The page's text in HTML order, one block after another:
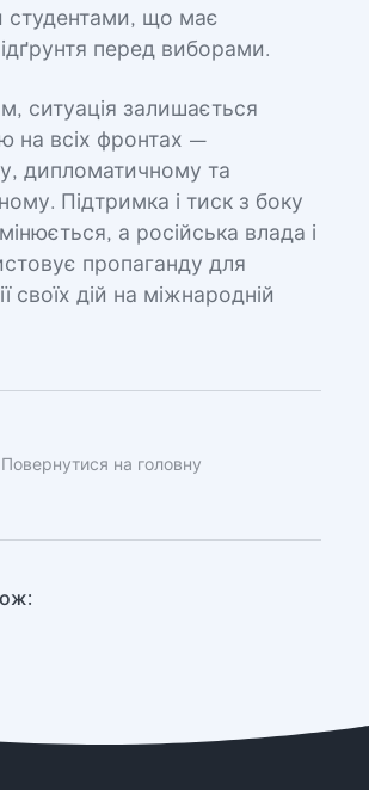
студентами, що має
перед виборами.
ситуація залишається
на всіх фронтах —
дипломатичному та
Підтримка і тиск з боку
а російська влада і
пропаганду для
своїх дій на міжнародній
Повернутися на головну